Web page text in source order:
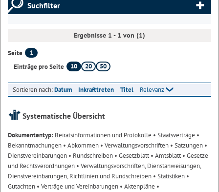
Suchfilter
Ergebnisse 1 - 1 von (1)
Seite
1
Einträge pro Seite
10 20 50
Sortieren nach:Datum Inkrafttreten Titel Relevanz
Systematische Übersicht
Dokumententyp: Beiratsinformationen und Protokolle • Staatsverträge •
Bekanntmachungen • Abkommen • Verwaltungsvorschriften • Satzungen •
Dienstvereinbarungen • Rundschreiben • Gesetzblatt• Amtsblatt• Gesetze
und Rechtsverordnungen • Verwaltungsvorschriften, Dienstanweisungen,
Dienstvereinbarungen, Richtlinien und Rundschreiben • Statistiken •
Gutachten • Verträge und Vereinbarungen • Aktenpläne •